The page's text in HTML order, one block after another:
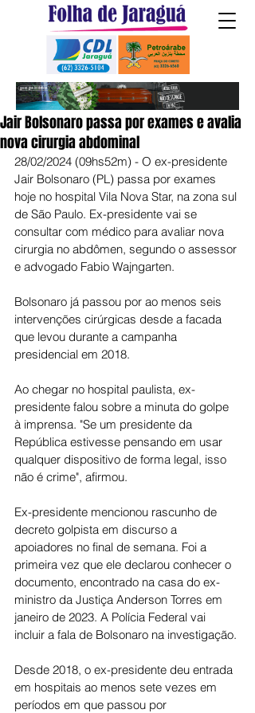
Jair Bolsonaro passa por exames e avalia
nova cirurgia abdominal
28/02/2024 (09hs52m) - O ex-presidente
Jair Bolsonaro (PL) passa por exames
hoje no hospital Vila Nova Star, na zona sul
de São Paulo. Ex-presidente vai se
consultar com médico para avaliar nova
cirurgia no abdômen, segundo o assessor
e advogado Fabio Wajngarten.
Bolsonaro já passou por ao menos seis
intervenções cirúrgicas desde a facada
que levou durante a campanha
presidencial em 2018.
Ao chegar no hospital paulista, ex-
presidente falou sobre a minuta do golpe
à imprensa. "Se um presidente da
República estivesse pensando em usar
qualquer dispositivo de forma legal, isso
não é crime", afirmou.
Ex-presidente mencionou rascunho de
decreto golpista em discurso a
apoiadores no final de semana. Foi a
primeira vez que ele declarou conhecer o
documento, encontrado na casa do ex-
ministro da Justiça Anderson Torres em
janeiro de 2023. A Polícia Federal vai
incluir a fala de Bolsonaro na investigação.
Desde 2018, o ex-presidente deu entrada
em hospitais ao menos sete vezes em
períodos em que passou por